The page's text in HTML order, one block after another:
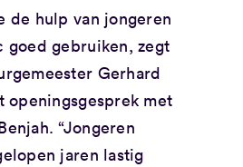
de hulp van jongeren
goed gebruiken, zegt
Gerhard
openingsgesprek met
“Jongeren
jaren lastig